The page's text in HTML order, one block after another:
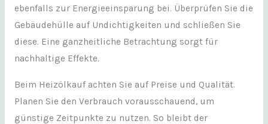
ebenfalls zur Energieeinsparung bei. Überprüfen Sie die
Gebäudehülle auf Undichtigkeiten und schließen Sie
diese. Eine ganzheitliche Betrachtung sorgt für
nachhaltige Effekte.
Beim Heizölkauf achten Sie auf Preise und Qualität.
Planen Sie den Verbrauch vorausschauend, um
günstige Zeitpunkte zu nutzen. So bleibt der